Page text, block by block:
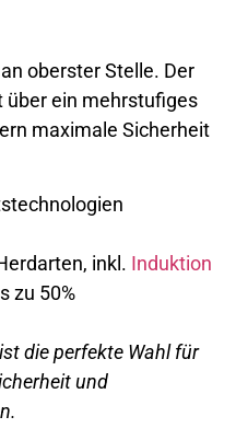
oberster Stelle. Der
über ein mehrstufiges
maximale Sicherheit
inkl. Induktion
zu 50%
die perfekte Wahl für
und